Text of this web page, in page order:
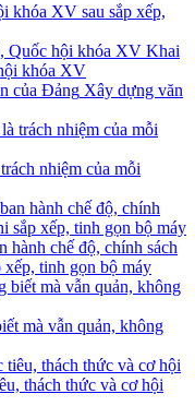
khóa XV sau sắp xếp,
Khai
khóa XV
Xây dựng văn
nhiệm của mỗi
hành chế độ, chính sách
tinh gọn bộ máy
mà vẫn quản, không
thách thức và cơ hội